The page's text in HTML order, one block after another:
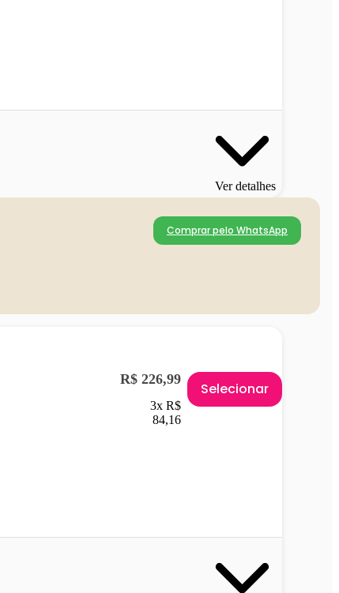
Ver detalhes
Comprar pelo WhatsApp
R$ 226,99
3x R$
84,16
Selecionar